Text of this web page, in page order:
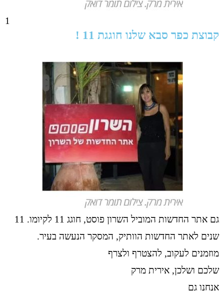
1
קבוצת כפר סבא שלנו חוגגת 11 !
גם אתר החדשות המוביל השרון פוסט, חוגג 11 לקיומו. 11
שנים לאתר החדשות הוותיק, המסקר הנעשה בעיר.
מוזמנים לעקוב, להצטרף ולצרף
שלכם ושלכן, אירית מרק
אנחנו גם